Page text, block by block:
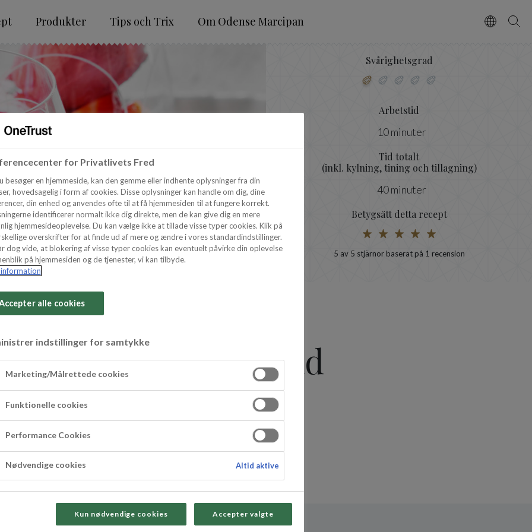
Produkter Tips och Trix Om Odense Marcipan VælgSøg
Svårighetsgrad
Arbetstid
10 minuter
Tid totalt
(inkl. kylning, tining och tillagning)
40 minuter
Betygsätt detta recept
5 av 5 stjärnor baserat på 1 recension
med grillad
en god avslutning på en grillad supé.
for Privatlivets Fred
besøger en hjemmeside, kan den gemme eller indhente oplysninger fra din
hovedsagelig i form af cookies. Disse oplysninger kan handle om dig, dine
din enhed og anvendes ofte til at få hjemmesiden til at fungere korrekt.
identificerer normalt ikke dig direkte, men de kan give dig en mere
hjemmesideoplevelse. Du kan vælge ikke at tillade visse typer cookies. Klik på
overskrifter for at finde ud af mere og ændre i vores standardindstillinger.
dog vide, at blokering af visse typer cookies kan eventuelt påvirke din oplevelse
på hjemmesiden og de tjenester, vi kan tilbyde.
alle cookies
indstillinger for samtykke
Marketing/Målrettede cookies
Funktionelle cookies
Performance Cookies
Nødvendige cookies Altid aktive
Kun nødvendige cookies Accepter valgte